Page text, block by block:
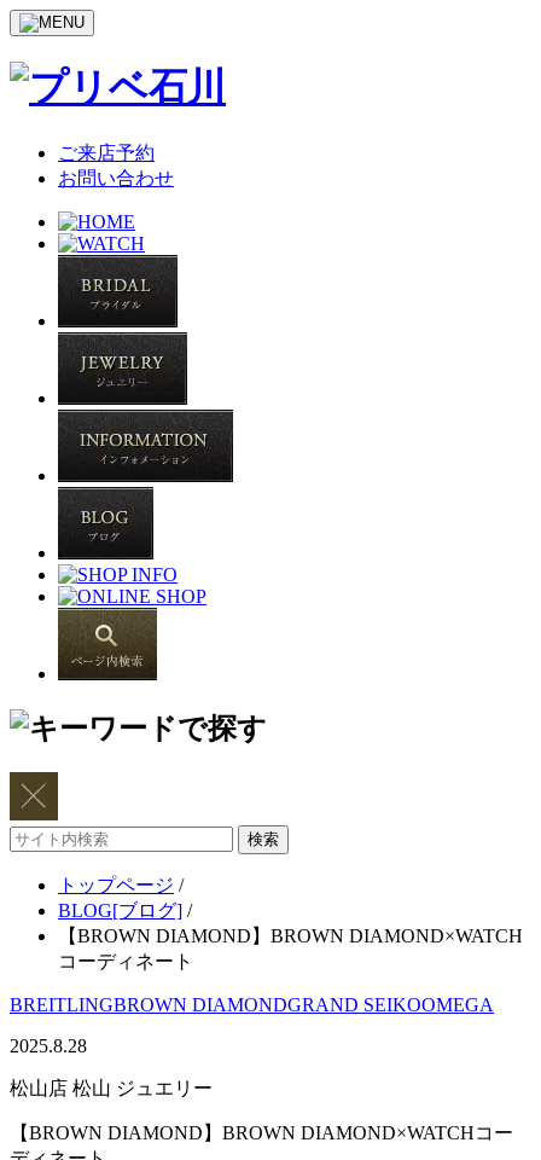
ご来店予約
お問い合わせ
サ
トップページ /
BLOG[ブログ] /
【BROWN DIAMOND】BROWN DIAMOND×WATCH
コーディネート
BREITLINGBROWN DIAMONDGRAND SEIKOOMEGA
2025.8.28
松山店 松山 ジュエリー
【BROWN DIAMOND】BROWN DIAMOND×WATCHコー